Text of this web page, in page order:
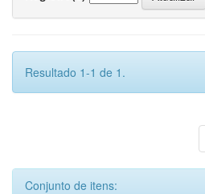
Resultado 1-1 de 1.
Conjunto de itens: